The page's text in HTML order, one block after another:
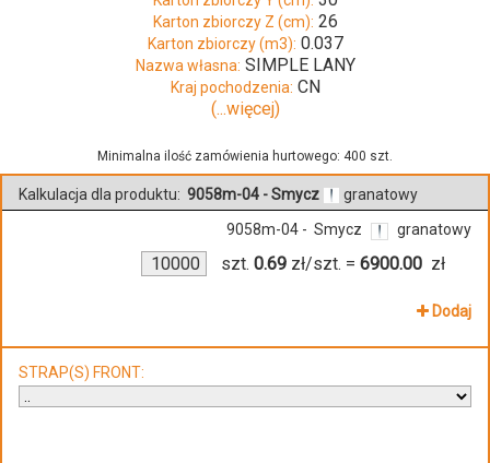
Karton zbiorczy Z (cm): 26
Karton zbiorczy (m3): 0.037
Nazwa własna: SIMPLE LANY
Kraj pochodzenia: CN
(...więcej)
Minimalna ilość zamówienia hurtowego: 400 szt.
Kalkulacja dla produktu: 9058m-04 - Smycz granatowy
9058m-04 - Smycz granatowy
szt. 0.69 zł/szt. = 6900.00 zł
Dodaj
STRAP(S) FRONT: